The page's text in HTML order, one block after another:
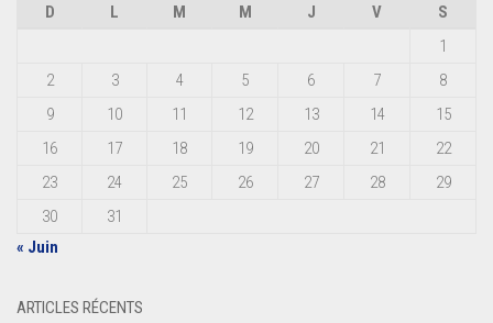
D
L M M J V
S
1
2
3 4 5 6 7
8
9
10 11 12 13 14
15
16
17 18 19 20 21
22
23
24 25 26 27 28
29
30
31
« Juin
ARTICLES RÉCENTS